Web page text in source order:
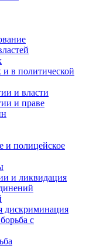
в политической
и власти
и праве
и полицейское
и ликвидация
дискриминация
с